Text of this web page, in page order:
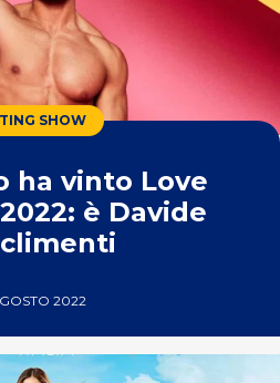
SHOW
ha vinto Love
è Davide
2022